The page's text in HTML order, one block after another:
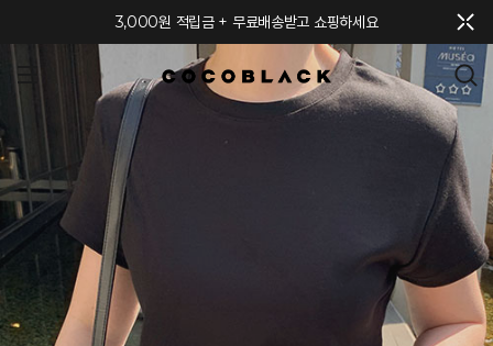
3,000원 적립금 + 무료배송받고 쇼핑하세요